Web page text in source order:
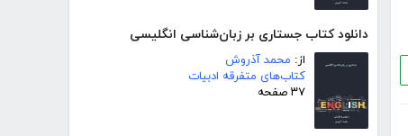
دانلود کتاب جستاری بر زبان‌شناسی انگلیسی
از: محمد آذروش
کتاب‌های متفرقه ادبیات
۳۷ صفحه